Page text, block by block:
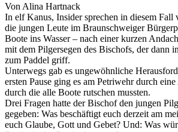
Von Alina Hartnack
In elf Kanus, Insider sprechen in diesem Fall
die jungen Leute im Braunschweiger
Boote ins Wasser – nach einer kurzen
mit dem Pilgersegen des Bischofs, der dann
zum Paddel griff.
Unterwegs gab es ungewöhnliche
ersten Pause ging es am Petriwehr durch
durch die alle Boote rutschen mussten.
Drei Fragen hatte der Bischof den jungen
gegeben: Was beschäftigt euch derzeit am
euch Glaube, Gott und Gebet? Und: Was